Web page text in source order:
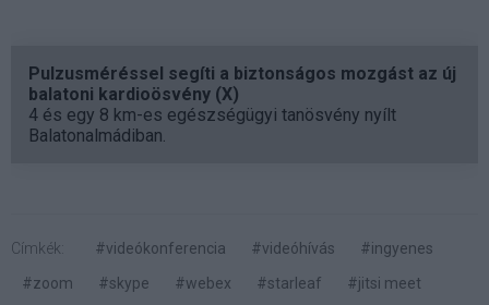
Pulzusméréssel segíti a biztonságos mozgást az új
balatoni kardioösvény (X)
4 és egy 8 km-es egészségügyi tanösvény nyílt
Balatonalmádiban.
Címkék: #videókonferencia #videóhívás
#ingyenes
#zoom
#skype #webex #starleaf
#jitsi meet